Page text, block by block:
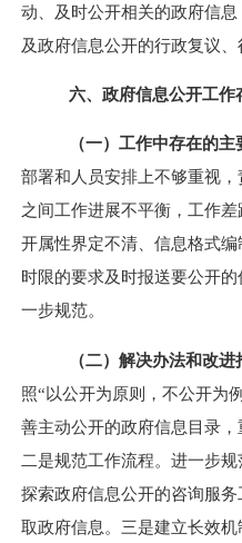
动、及时公开相关的政府信
及政府信息公开的行政复议、
六、政府信息公开工
（一）工作中存在的主
部署和人员安排上不够重视
之间工作进展不平衡，工作
开属性界定不清、信息格式
时限的要求及时报送要公开
一步规范。
（二）解决办法和改进
照“以公开为原则，不公开为
善主动公开的政府信息目录，
二是规范工作流程。进一步
探索政府信息公开的咨询服
取政府信息。三是建立长效机